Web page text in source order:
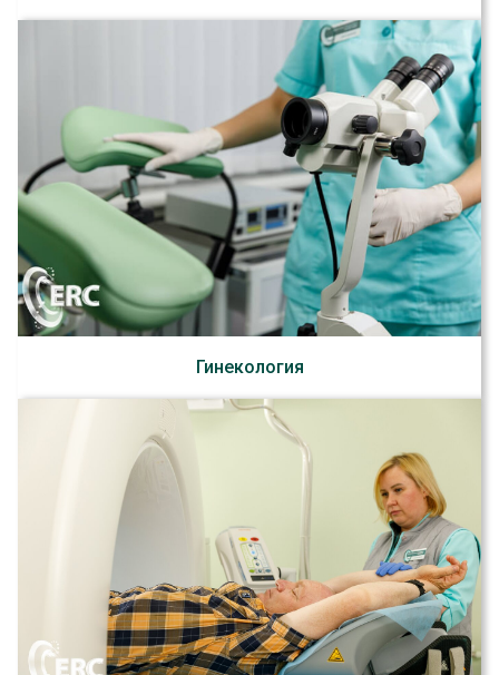
Гинекология